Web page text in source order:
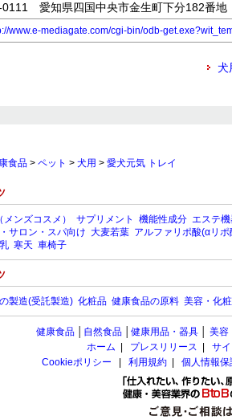
0111 愛知県四国中央市金生町下分182番地
www.e-mediagate.com/cgi-bin/odb-
犬
食品 > ペット > 犬用 > 愛犬元気 トレイ
ンズコスメ） サプリメント 機能性成分 エステ
サロン・スパ向け 大麦若葉 アルファリポ酸(αリポ
寒天 車椅子
製造(受託製造) 化粧品 健康食品の原料 美容・化
健康食品 自然食品 健康用品・器具 美容
ホーム
プレスリリース
サ
Cookieポリシー
利用規約 個人情報